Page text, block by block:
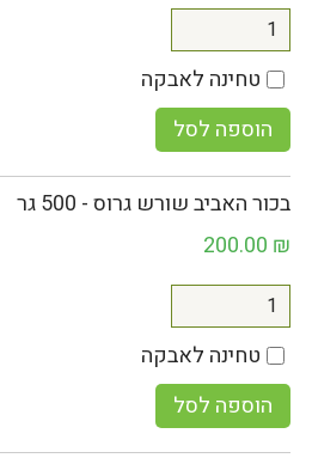
טחינה לאבקה
הוספה לסל
בכור האביב שורש גרוס - 500 גר
200.00 ₪
טחינה לאבקה
הוספה לסל